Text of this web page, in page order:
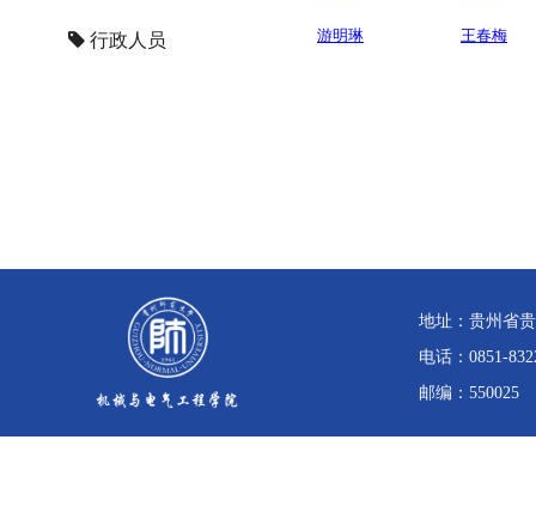
行政人员 游明琳 王春梅
地址：贵州省
电话：0851-
邮编：550025